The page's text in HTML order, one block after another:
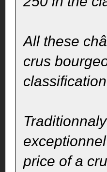
All these
crus
price of a